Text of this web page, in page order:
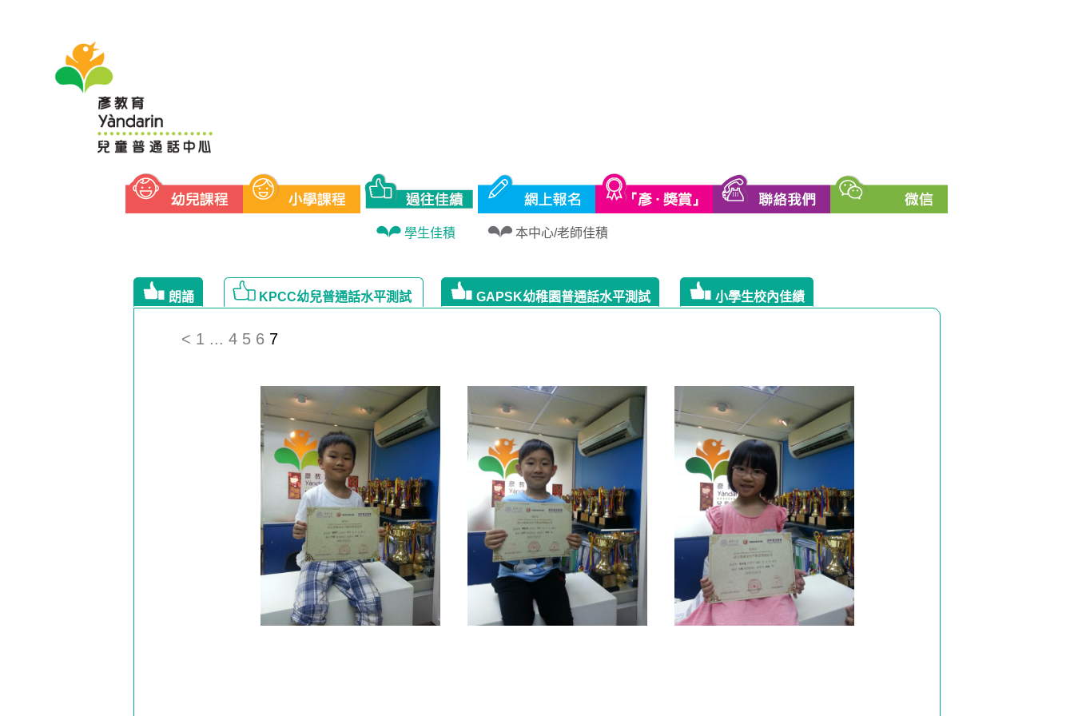
Yandarin - KPCC幼兒普通話水平測試 | 學生佳積
學生佳積 本中心/老師佳積
朗誦 KPCC幼兒普通話水平測試 GAPSK幼稚園普通話水平測試 小學生校內佳績
< 1 ... 4 5 6 7